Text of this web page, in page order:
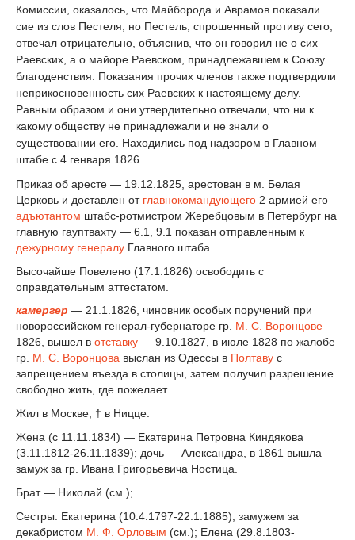
Комиссии, оказалось, что Майборода и Аврамов показали
сие из слов Пестеля; но Пестель, спрошенный противу сего,
отвечал отрицательно, объяснив, что он говорил не о сих
Раевских, а о майоре Раевском, принадлежавшем к Союзу
благоденствия. Показания прочих членов также подтвердили
неприкосновенность сих Раевских к настоящему делу.
Равным образом и они утвердительно отвечали, что ни к
какому обществу не принадлежали и не знали о
существовании его. Находились под надзором в Главном
штабе с 4 генваря 1826.
Приказ об аресте — 19.12.1825, арестован в м. Белая
Церковь и доставлен от главнокомандующего 2 армией его
адъютантом штабс-ротмистром Жеребцовым в Петербург на
главную гауптвахту — 6.1, 9.1 показан отправленным к
дежурному генералу Главного штаба.
Высочайше Повелено (17.1.1826) освободить с
оправдательным аттестатом.
камергер — 21.1.1826, чиновник особых поручений при
новороссийском генерал-губернаторе гр. М. С. Воронцове —
1826, вышел в отставку — 9.10.1827, в июле 1828 по жалобе
гр. М. С. Воронцова выслан из Одессы в Полтаву с
запрещением въезда в столицы, затем получил разрешение
свободно жить, где пожелает.
Жил в Москве, † в Ницце.
Жена (с 11.11.1834) — Екатерина Петровна Киндякова
(3.11.1812-26.11.1839); дочь — Александра, в 1861 вышла
замуж за гр. Ивана Григорьевича Ностица.
Брат — Николай (см.);
Сестры: Екатерина (10.4.1797-22.1.1885), замужем за
декабристом М. Ф. Орловым (см.); Елена (29.8.1803-